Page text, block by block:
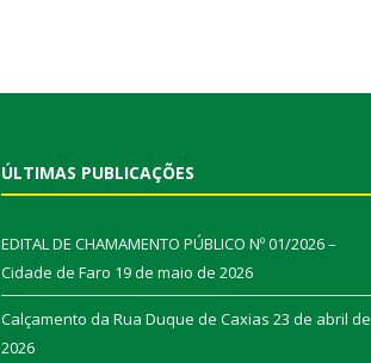
ÚLTIMAS PUBLICAÇÕES
EDITAL DE CHAMAMENTO PÚBLICO Nº 01/2026 –
Cidade de Faro 19 de maio de 2026
Calçamento da Rua Duque de Caxias 23 de abril de
2026